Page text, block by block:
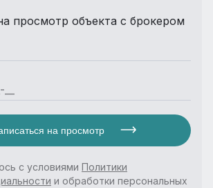
просмотр объекта с брокером
на просмотр
с условиями Политики
и обработки персональных